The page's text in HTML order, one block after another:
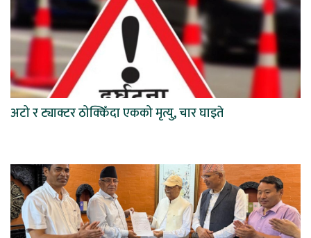
अटो र ट्याक्टर ठोक्किँदा एकको मृत्यु, चार घाइते